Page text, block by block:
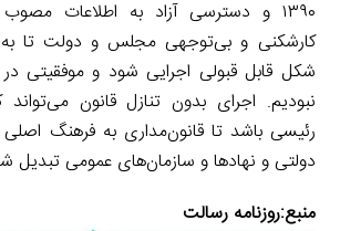
کارشکنی و بی‌توجهی مجلس و دولت تا به
شکل قابل قبولی اجرایی شود و موفقیتی
نبودیم. اجرای بدون تنازل قانون
رئیسی باشد تا قانون‌مداری به فرهنگ اصلی
دولتی و نهادها و سازمان‌های عمومی تبدیل
منبع:روزنامه رسالت